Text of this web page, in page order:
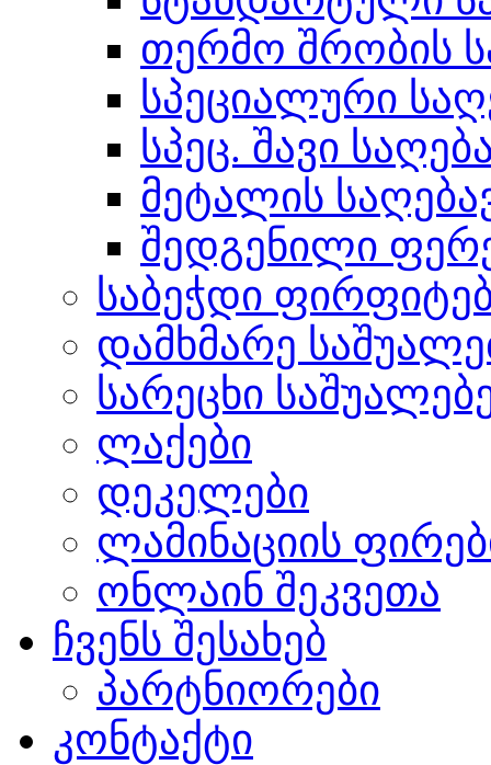
თერმო შრობის
სპეციალური
სპეც. შავი
მეტალის
შედგენილი
საბეჭდი
დამხმარე
სარეცხი
ლაქები
დეკელები
ლამინაციის
ონლაინ შეკვეთა
ჩვენს შესახებ
პარტნიორები
კონტაქტი